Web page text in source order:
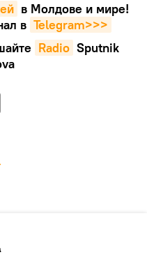
в Молдове и мире!
в Telegram>>>
Radio Sputnik